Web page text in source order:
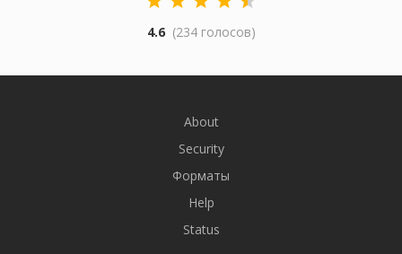
4.6 (234 голосов)
About
Security
Форматы
Help
Status